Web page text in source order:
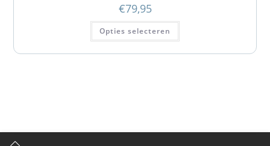
€79,95
Opties selecteren